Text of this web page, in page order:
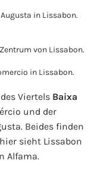
Viertels Baixa
und der
Beides finden
sieht Lissabon
Alfama.